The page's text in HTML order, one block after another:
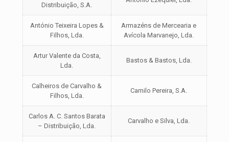
Distribuição, S.A.
António Teixeira Lopes &
Filhos, Lda.
Armazéns de Mercearia e
Avícola Marvanejo, Lda.
Artur Valente da Costa,
Lda.
Bastos & Bastos, Lda.
Calheiros de Carvalho &
Filhos, Lda.
Camilo Pereira, S.A.
Carlos A. C. Santos Barata
– Distribuição, Lda.
Carvalho e Silva, Lda.